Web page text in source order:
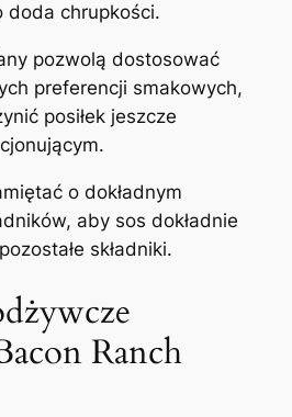
doda chrupkości.
pozwolą dostosować
preferencji smakowych,
posiłek jeszcze
o dokładnym
aby sos dokładnie
składniki.
Ranch